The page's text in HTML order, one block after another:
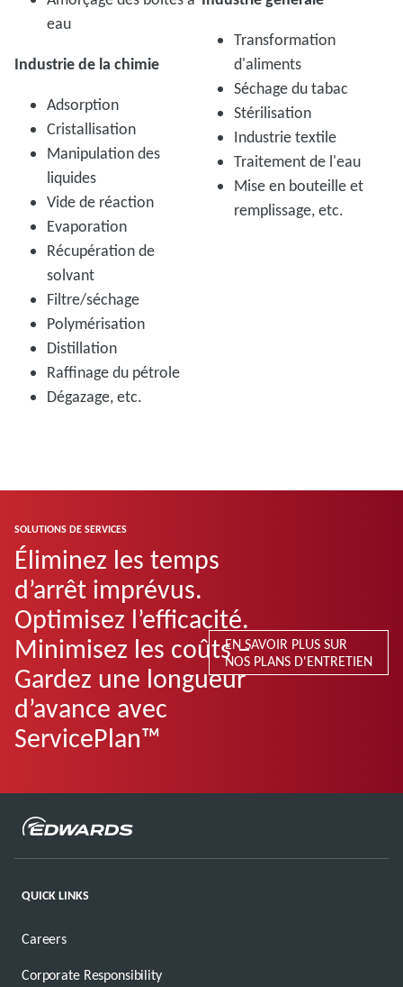
eau
Industrie de la chimie
Adsorption
Cristallisation
Manipulation des
liquides
Vide de réaction
Evaporation
Récupération de
solvant
Filtre/séchage
Polymérisation
Distillation
Raffinage du pétrole
Dégazage, etc.
Transformation
d'aliments
Séchage du tabac
Stérilisation
Industrie textile
Traitement de l'eau
Mise en bouteille et
remplissage, etc.
SOLUTIONS DE SERVICES
Éliminez les temps
d’arrêt imprévus.
Optimisez l’efficacité.
Minimisez les coûts –
Gardez une longueur
d’avance avec
ServicePlan™
EN SAVOIR PLUS SUR
NOS PLANS D'ENTRETIEN
QUICK LINKS
Careers
Corporate Responsibility